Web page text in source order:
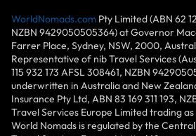
WorldNomads.com Pty Limited (ABN 62
NZBN 9429050505364) at Governor
Farrer Place, Sydney, NSW, 2000,
Representative of nib Travel Services
115 932 173 AFSL 308461, NZBN
underwritten in Australia and New
Insurance Pty Ltd, ABN 83 169 311 193,
Travel Services Europe Limited trading
World Nomads is regulated by the